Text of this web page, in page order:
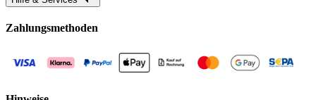
Zahlungsmethoden